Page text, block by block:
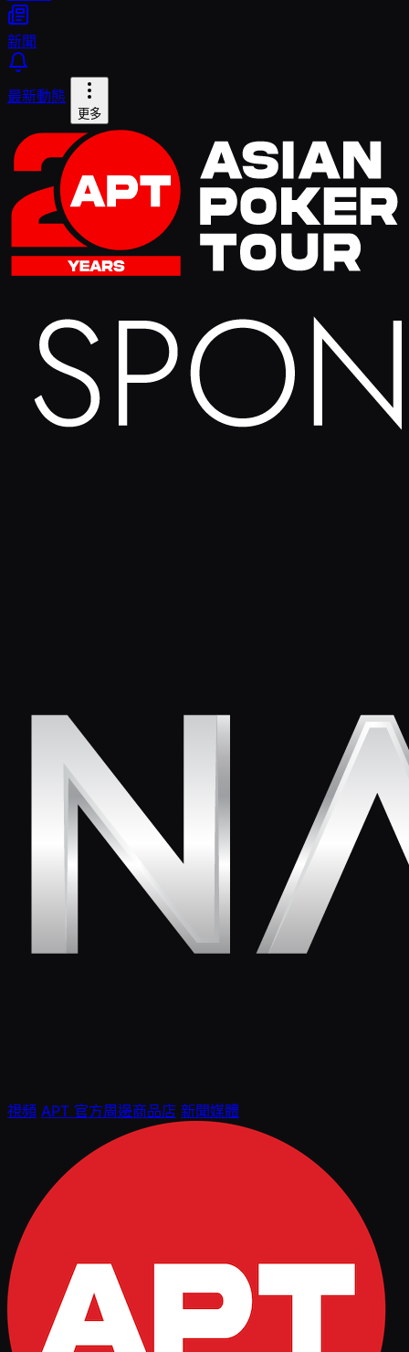
新聞
最新動態
更多
視頻 APT 官方周邊商品店 新聞媒體